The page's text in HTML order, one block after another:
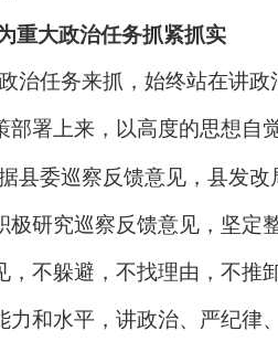
重大政治任务抓紧抓实
治任务来抓，始终站在讲
署上来，以高度的思想自
县委巡察反馈意见，县发
极研究巡察反馈意见，坚
不躲避，不找理由，不
和水平，讲政治、严纪律